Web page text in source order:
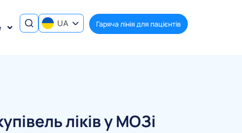
UA Гаряча лінія для пацієнтів
ліків у МОЗі